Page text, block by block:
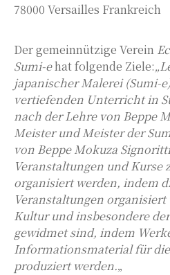
78000 Versailles Frankreich
Der gemeinnützige Verein
Sumi-ehat folgende Ziele:
japanischer Malerei (Sumi-
vertiefenden Unterricht in
nach der Lehre von Beppe
Meister und Meister der
von Beppe Mokuza
Veranstaltungen und Kurse
organisiert werden, indem
Veranstaltungen
Kultur und insbesondere
gewidmet sind, indem
Informationsmaterial für
produziert werden.„